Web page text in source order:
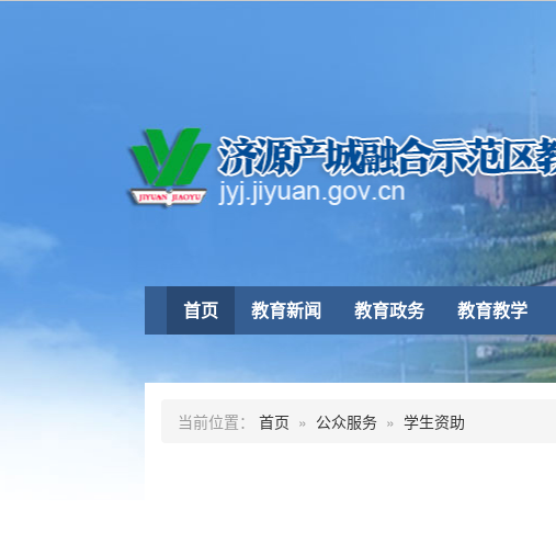
首页 教育新闻 教育政务 教育教学
当前位置： 首页 » 公众服务 » 学生资助